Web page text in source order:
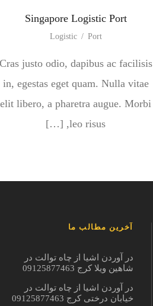
Singapore Logistic Port
Logistic / Port
Cras justo odio, dapibus ac facilisis
in, egestas eget quam. Nulla vitae
elit libero, a pharetra augue. Morbi
leo risus, […]
آخرین مطالب ما
در آوردن اشیا از چاه توالت در
شاهین ویلا کرج 09125877463
در آوردن اشیا از چاه توالت در
خیابان درختی کرج 09125877463